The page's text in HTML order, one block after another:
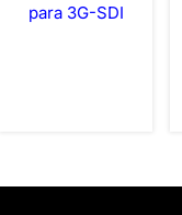
para 3G-SDI